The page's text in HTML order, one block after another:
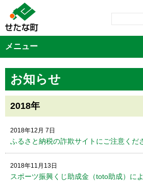
メニュー
お知らせ
2018年
2018年12月 7日
ふるさと納税の詐欺サイトにご注意くだ
2018年11月13日
スポーツ振興くじ助成金（toto助成）に